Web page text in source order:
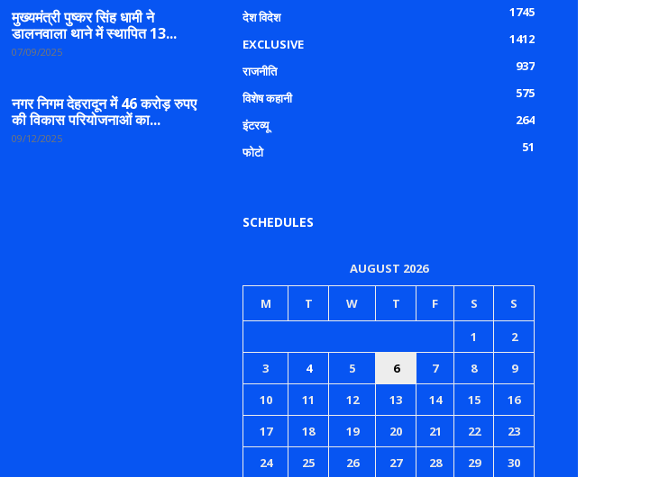
मुख्यमंत्री पुष्कर सिंह धामी ने
डालनवाला थाने में स्थापित 13...
07/09/2025
नगर निगम देहरादून में 46 करोड़ रुपए
की विकास परियोजनाओं का...
09/12/2025
देश विदेश
1745
EXCLUSIVE
1412
राजनीति
937
विशेष कहानी
575
इंटरव्यू
264
फोटो
51
SCHEDULES
AUGUST 2026
M T W T F S S
1
2
3
4 5 6 7 8
9
10
11 12 13 14 15
16
17
18 19 20 21 22
23
24
25 26 27 28 29 30